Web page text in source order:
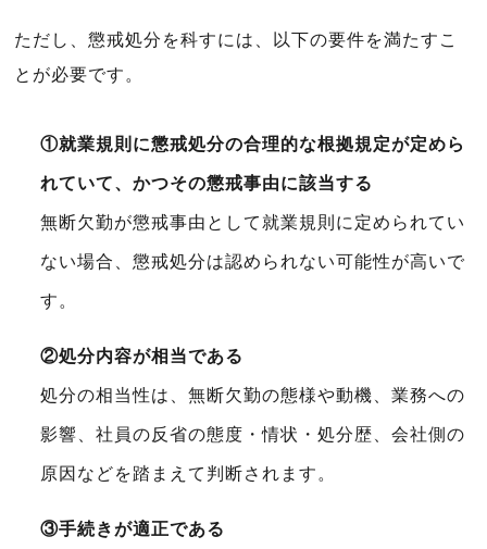
ただし、懲戒処分を科すには、以下の要件を満たすこ
とが必要です。
①就業規則に懲戒処分の合理的な根拠規定が定めら
れていて、かつその懲戒事由に該当する
無断欠勤が懲戒事由として就業規則に定められてい
ない場合、懲戒処分は認められない可能性が高いで
す。
②処分内容が相当である
処分の相当性は、無断欠勤の態様や動機、業務への
影響、社員の反省の態度・情状・処分歴、会社側の
原因などを踏まえて判断されます。
③手続きが適正である